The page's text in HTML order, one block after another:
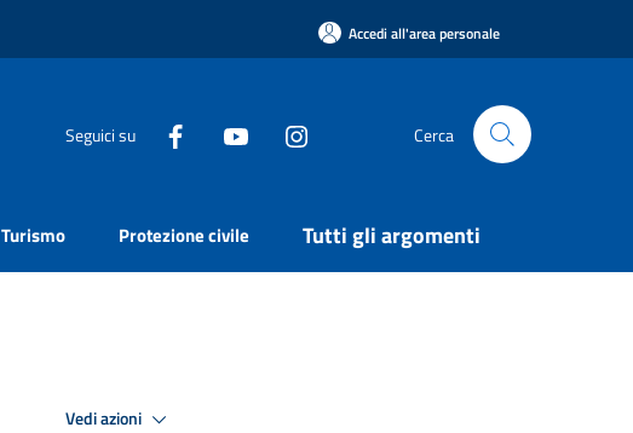
Accedi all'area personale
Seguici su Cerca
Turismo Protezione civile Tutti gli argomenti
Vedi azioni